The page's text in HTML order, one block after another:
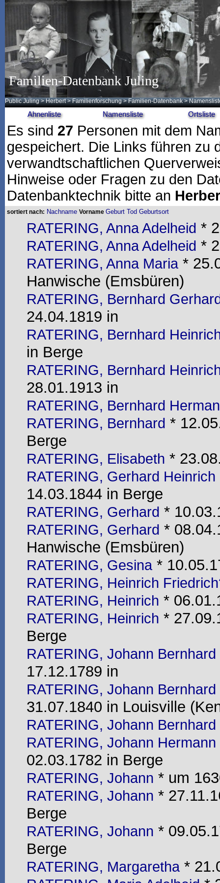
Familien-Datenbank Juling
Public Juling >Herbert >Familienforschung >Familien-Datenbank >
Ahnenliste Namensliste Ortsliste
Es sind 27 Personen mit dem
gespeichert. Die Links führen zu
verwandtschaftlichen
Hinweise oder Fragen zu den
Datenbanktechnik bitte an
sortiert nach: Nachname Vorname Geburt Tod Geburtsort
RATERING, Anna Adelheid *
RATERING, Anna Adelheid *
RATERING, Anna Maria *
Hanwische (Emsbüren)
RATERING, Bernhard
24.04.1819 in
RATERING, Bernhard
in Berge
RATERING, Bernhard
28.01.1913 in
RATERING, Bernhard
RATERING, Bernhard *
Berge
RATERING, Elisabeth *
RATERING, Gerhard Heinrich
14.03.1844 in Berge
RATERING, Gerhard *
RATERING, Gerhard *
Hanwische (Emsbüren)
RATERING, Gesina *
RATERING, Heinrich
RATERING, Heinrich *
RATERING, Heinrich *
Berge
RATERING, Johann Bernhard
17.12.1789 in
RATERING, Johann Bernhard
31.07.1840 in Louisville
RATERING, Johann Bernhard
RATERING, Johann Hermann
02.03.1782 in Berge
RATERING, Johann * um
RATERING, Johann *
Berge
RATERING, Johann *
Berge
RATERING, Margaretha *